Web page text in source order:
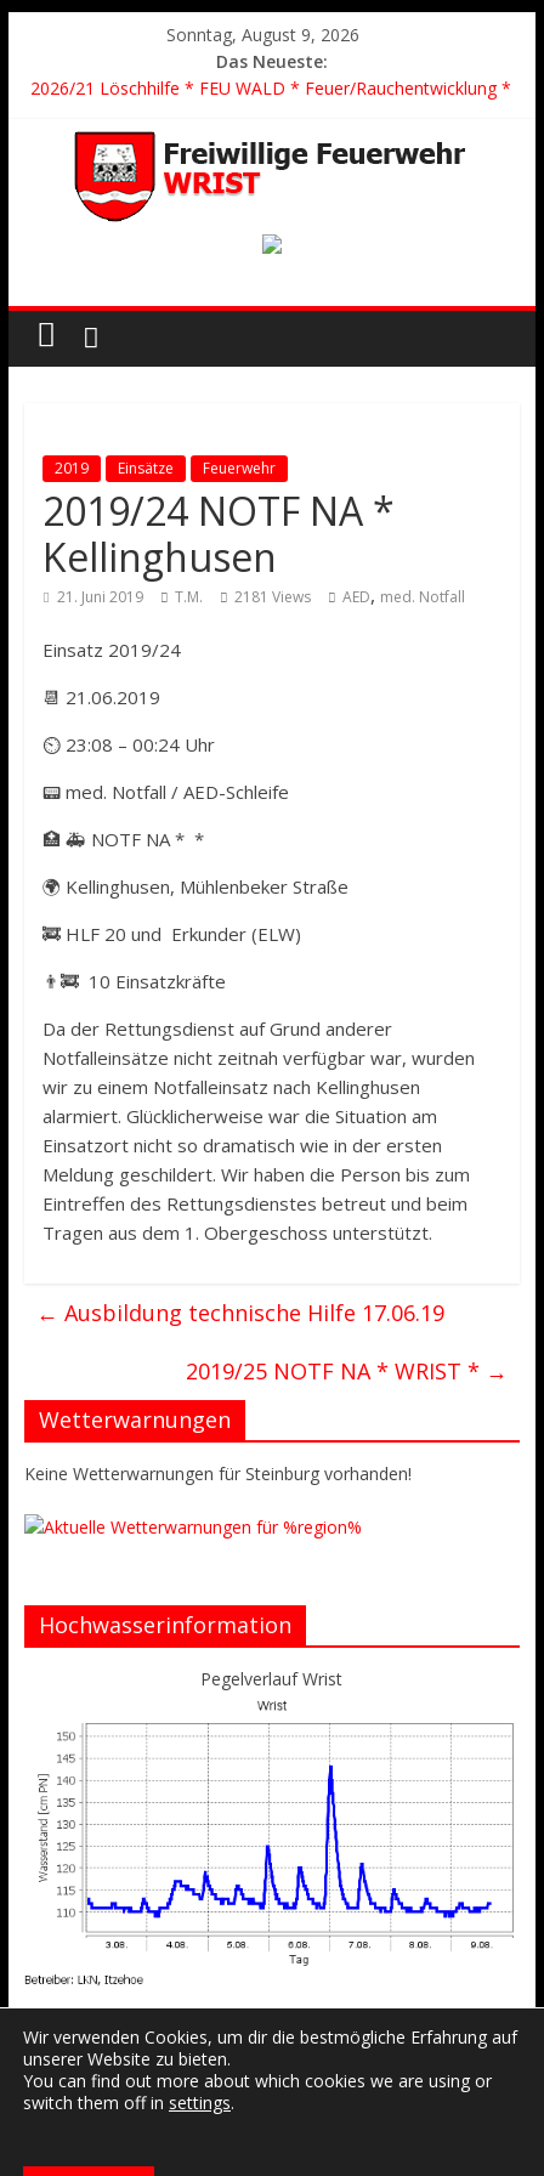
Sonntag, August 9, 2026
Das Neueste:
2026/21 Löschhilfe * FEU WALD * Feuer/Rauchentwicklung *
2026/24 * TH G Y * PKW überschlagen *
2026/23 TH K Y * Person in festsitzendem Aufzug *
2026/22 TH Y * VU * 1 Person klemmt * Hingstheide
Der schönste Einsatz des Jahres 2026
2019 Einsätze Feuerwehr
2019/24 NOTF NA *
Kellinghusen
21. Juni 2019 T.M. 2181 Views AED, med. Notfall
Einsatz 2019/24
📆 21.06.2019
⏲ 23:08 – 00:24 Uhr
📟 med. Notfall / AED-Schleife
🏥 🚑 NOTF NA * *
🌍 Kellinghusen, Mühlenbeker Straße
🚒 HLF 20 und Erkunder (ELW)
👨‍🚒 10 Einsatzkräfte
Da der Rettungsdienst auf Grund anderer
Notfalleinsätze nicht zeitnah verfügbar war, wurden
wir zu einem Notfalleinsatz nach Kellinghusen
alarmiert. Glücklicherweise war die Situation am
Einsatzort nicht so dramatisch wie in der ersten
Meldung geschildert. Wir haben die Person bis zum
Eintreffen des Rettungsdienstes betreut und beim
Tragen aus dem 1. Obergeschoss unterstützt.
← Ausbildung technische Hilfe 17.06.19
2019/25 NOTF NA * WRIST * →
Wetterwarnungen
Keine Wetterwarnungen für Steinburg vorhanden!
Hochwasserinformation
Pegelverlauf Wrist
Datenschutzerklärung
Wir verwenden Cookies, um dir die bestmögliche Erfahrung auf
unserer Website zu bieten.
You can find out more about which cookies we are using or
switch them off in settings.